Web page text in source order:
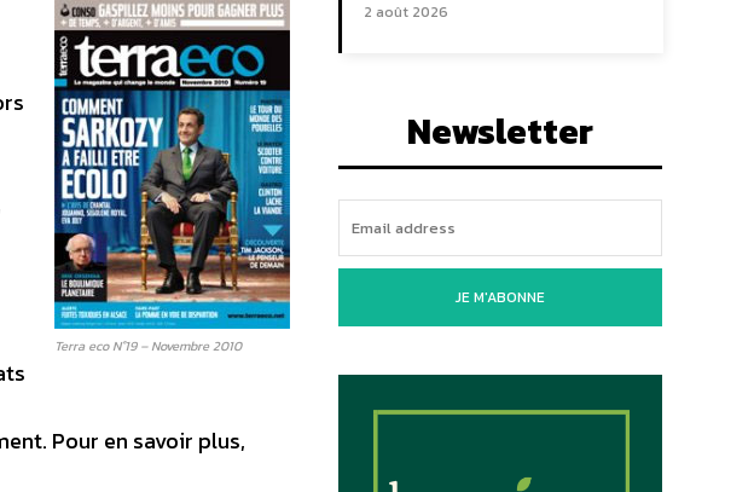
Terra eco N°19 – Novembre 2010
Pour en savoir plus,
2 août 2026
Newsletter
JE M'ABONNE